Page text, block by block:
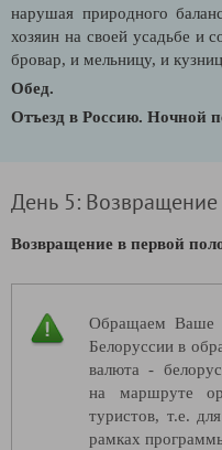
нарушая природного
хозяин на своей усадьбе и
бровар, и мельницу, и
Обед.
Отъезд в Россию. Ночной
День 5:
Возвращение в первой
Обращаем Ваше
Белоруссии в
валюта -
на маршруте
туристов, т.е.
рамках